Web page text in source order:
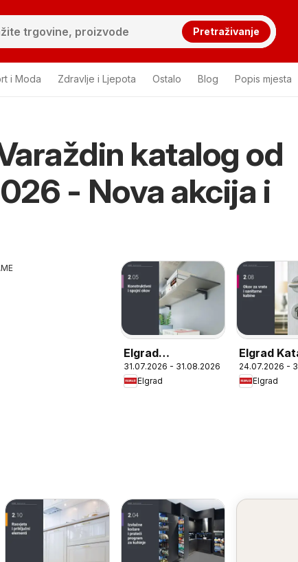
Pretraživanje
i Moda Zdravlje i Ljepota Ostalo Blog Popis mjesta
katalog od
- Nova akcija i
Elgrad
Konstruktivni i
spojni okov
31.07.2026 - 31.08.2026
Elgrad
Elgrad
24.07.2026 -
Elgrad